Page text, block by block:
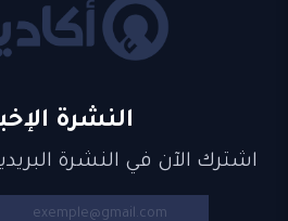
النشرة
اشترك الآن في النشرة